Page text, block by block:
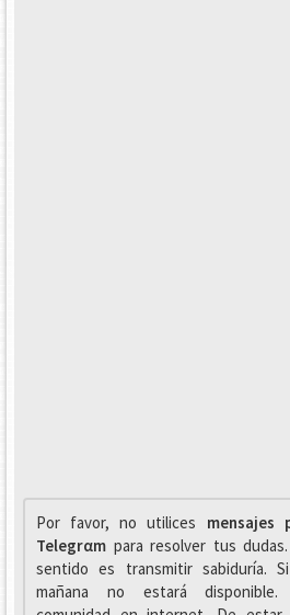
Por favor, no utilices mensajes
Telegrαm para resolver tus
sentido es transmitir sabiduría.
mañana no estará disponible.